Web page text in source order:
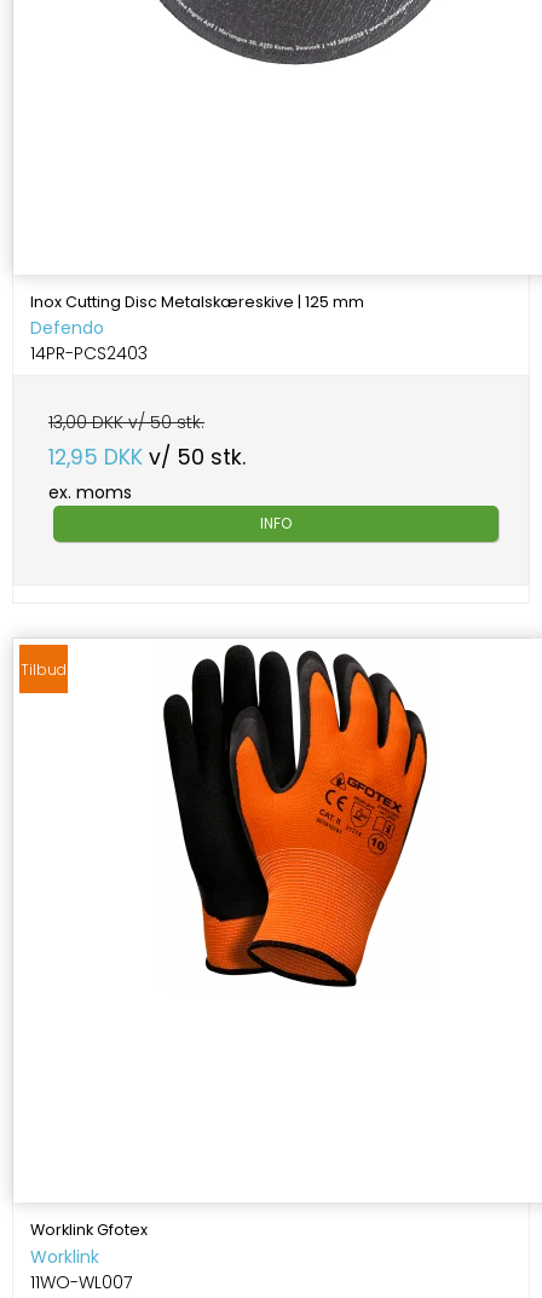
Inox Cutting Disc Metalskæreskive | 125 mm
Defendo
14PR-PCS2403
13,00 DKK v/ 50 stk.
12,95 DKK v/ 50 stk.
ex. moms
INFO
Tilbud
Worklink Gfotex
Worklink
11WO-WL007